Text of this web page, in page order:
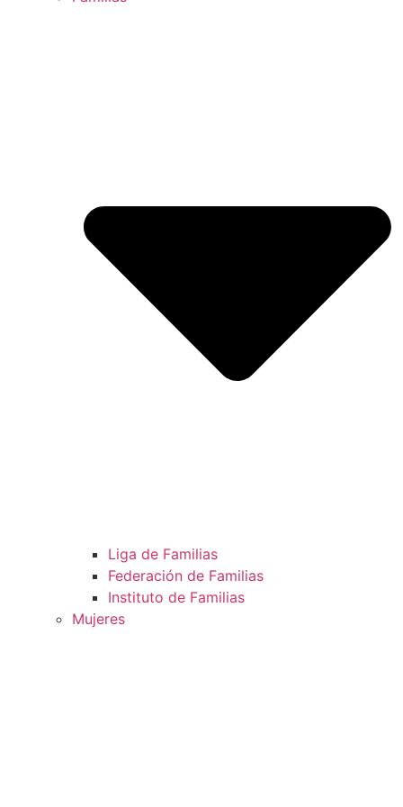
Liga de Familias
Federación de Familias
Instituto de Familias
Mujeres